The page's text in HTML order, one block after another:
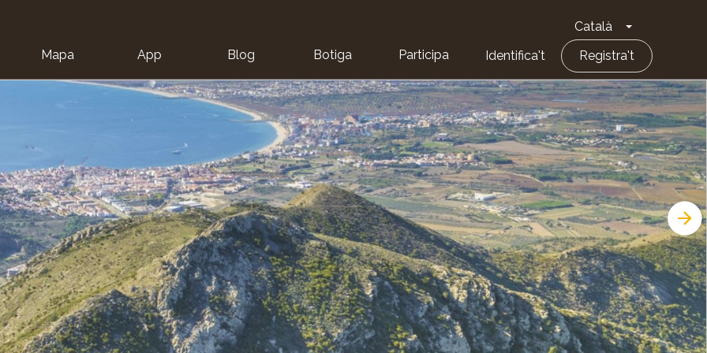
Català Toggle
Mapa App Blog Botiga Participa Identifica't Registra't